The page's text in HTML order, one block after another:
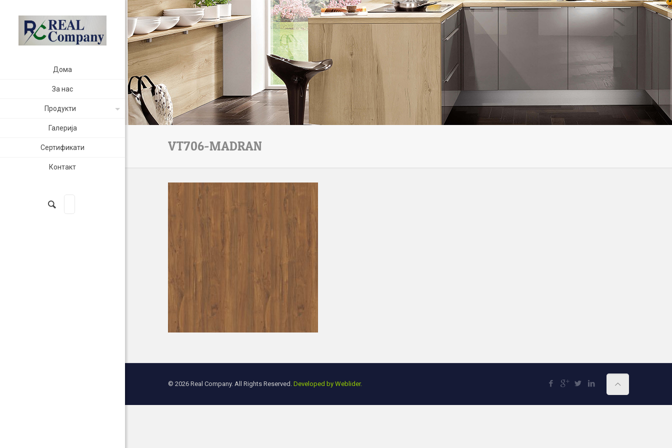
Дома
За нас
Продукти
Галерија
Сертификати
Контакт
VT706-MADRAN
© 2026 Real Company. All Rights Reserved.Developed by Weblider.